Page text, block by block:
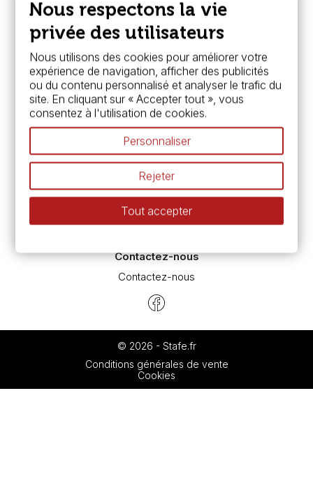
FAQ
Boutique à Angers
Services
Carte fidélité & avantages
Chèque cadeau, bon cadeaux
Devis & bon de commande
Pass culture - mode d'emploi
Nos promotions en cours
Espace conseils
L’aquarelle en tubes ou en godets ?
Le vocabulaire technique de l’aquarelle
Différence entre peinture Fine et Extra-fine
Préparer une toile pour peinture à l'huile et acrylique
Contactez-nous
Contactez-nous
© 2026 - Stafe.fr
Conditions générales de vente
Cookies
Nous respectons la vie
privée des utilisateurs
Nous utilisons des cookies pour améliorer votre
expérience de navigation, afficher des publicités
ou du contenu personnalisé et analyser le trafic du
site. En cliquant sur « Accepter tout », vous
consentez à l'utilisation de cookies.
Personnaliser
Rejeter
Tout accepter